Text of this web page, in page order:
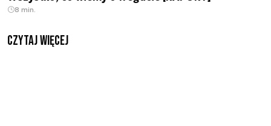
8 min.
czytaj więcej